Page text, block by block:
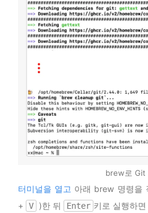
brew로 Git
터미널을 열고 아래 brew 명령을
+ V )한 뒤 Enter 키로 실행하